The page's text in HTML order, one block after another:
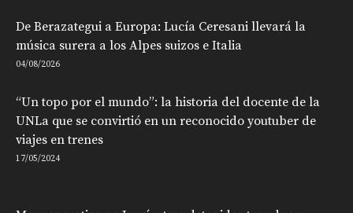
De Berazategui a Europa: Lucía Ceresani llevará la
música surera a los Alpes suizos e Italia
04/08/2026
“Un topo por el mundo”: la historia del docente de la
UNLa que se convirtió en un reconocido youtuber de
viajes en trenes
17/05/2024